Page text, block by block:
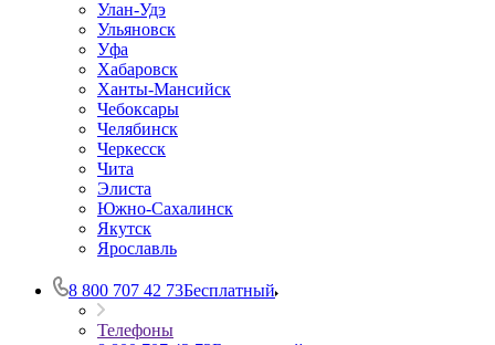
Улан-Удэ
Ульяновск
Уфа
Хабаровск
Ханты-Мансийск
Чебоксары
Челябинск
Черкесск
Чита
Элиста
Южно-Сахалинск
Якутск
Ярославль
8 800 707 42 73Бесплатный
Телефоны